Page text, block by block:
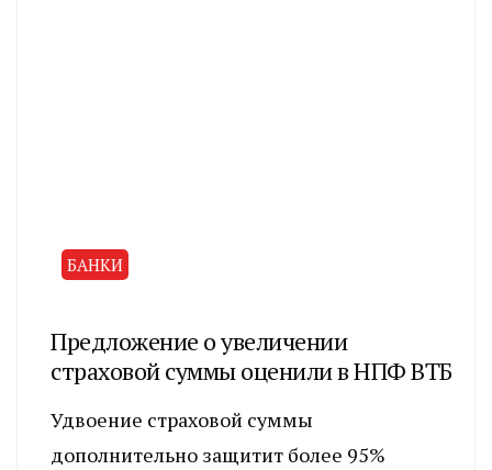
БАНКИ
Предложение о увеличении
страховой суммы оценили в НПФ ВТБ
Удвоение страховой суммы
дополнительно защитит более 95%